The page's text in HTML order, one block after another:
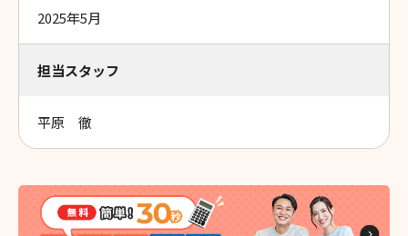
2025年5月
担当スタッフ
平原 徹